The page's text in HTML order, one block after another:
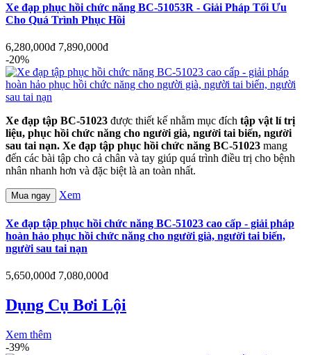
Xe đạp phục hồi chức năng BC-51053R - Giải Pháp Tối Ưu
Cho Quá Trình Phục Hồi
6,280,000đ 7,890,000đ
-20%
Xe đạp tập BC-51023 được thiết kế nhằm mục đích tập vật lí trị
liệu, phục hồi chức năng cho người già, người tai biến, người
sau tai nạn. Xe đạp tập phục hồi chức năng BC-51023 mang
đến các bài tập cho cả chân và tay giúp quá trình điều trị cho bệnh
nhân nhanh hơn và đặc biệt là an toàn nhất.
Mua ngay Xem
Xe đạp tập phục hồi chức năng BC-51023 cao cấp - giải pháp
hoàn hảo phục hồi chức năng cho người già, người tai biến,
người sau tai nạn
5,650,000đ 7,080,000đ
Dụng Cụ Bơi Lội
Xem thêm
-39%